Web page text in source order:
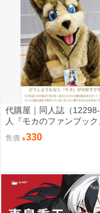
代購屋｜同人誌（
人『モカのファンブッ
左右 ふちなし印刷
售價 330